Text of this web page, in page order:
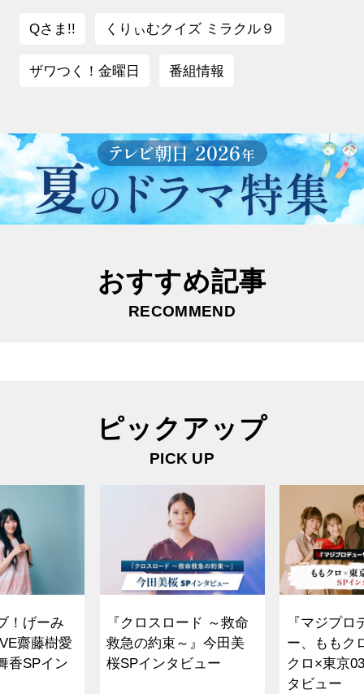
Qさま!! くりぃむクイズ ミラクル９
ザワつく！金曜日 番組情報
おすすめ記事
RECOMMEND
ピックアップ
PICK UP
！げーみ
齋藤樹愛
香SPイン
『クロスロード ～救命
救急の約束～』今田美
桜SPインタビュー
『マジプロ
ー、ももク
クロ×東京
タビュー